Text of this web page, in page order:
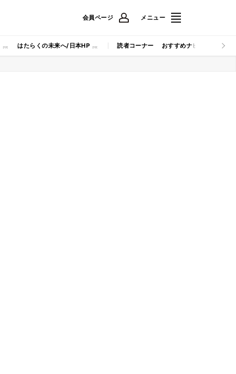
会員ページ メニュー
はたらくの未来へ/日本HP 読者コーナー おすすめナビ マイナビ